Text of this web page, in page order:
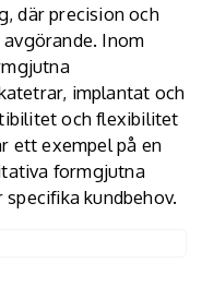
där precision och
Inom
implantat och
och flexibilitet
ett exempel på en
formgjutna
kundbehov.